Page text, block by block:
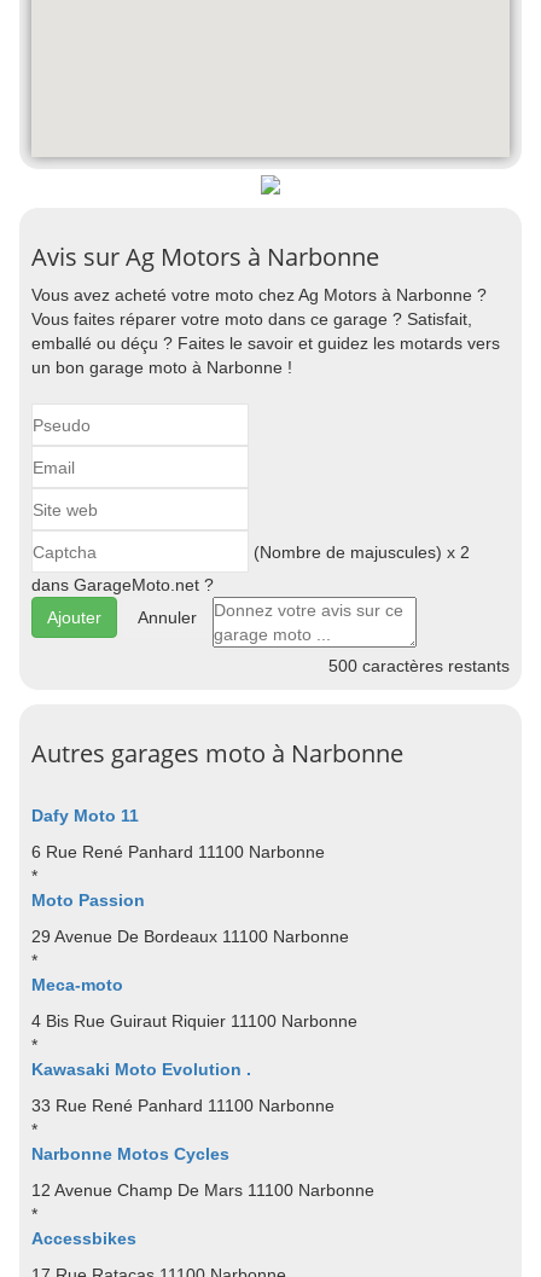
Avis sur Ag Motors à Narbonne
Vous avez acheté votre moto chez Ag Motors à Narbonne ?
Vous faites réparer votre moto dans ce garage ? Satisfait,
emballé ou déçu ? Faites le savoir et guidez les motards vers
un bon garage moto à Narbonne !
(Nombre de majuscules) x 2
dans GarageMoto.net ?
Annuler
500 caractères restants
Autres garages moto à Narbonne
Dafy Moto 11
6 Rue René Panhard 11100 Narbonne
*
Moto Passion
29 Avenue De Bordeaux 11100 Narbonne
*
Meca-moto
4 Bis Rue Guiraut Riquier 11100 Narbonne
*
Kawasaki Moto Evolution .
33 Rue René Panhard 11100 Narbonne
*
Narbonne Motos Cycles
12 Avenue Champ De Mars 11100 Narbonne
*
Accessbikes